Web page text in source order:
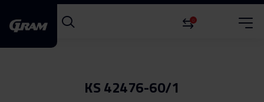
0
KS 42476-60/1